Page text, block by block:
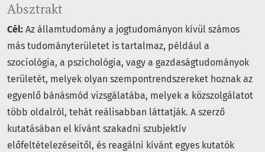
Absztrakt
Cél: Az államtudomány a jogtudományon kívül számos
más tudományterületet is tartalmaz, például a
szociológia, a pszichológia, vagy a gazdaságtudományok
területét, melyek olyan szempontrendszereket hoznak az
egyenlő bánásmód vizsgálatába, melyek a közszolgálatot
több oldalról, tehát reálisabban láttatják. A szerző
kutatásában el kívánt szakadni szubjektív
előfeltételezéseitől, és reagálni kívánt egyes kutatók